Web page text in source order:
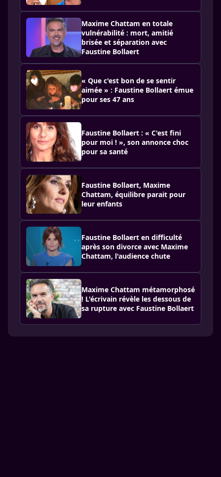
Maxime Chattam en totale
vulnérabilité : mort, amitié
brisée et séparation avec
Faustine Bollaert
« Que c'est bon de se sentir
aimée » : Faustine Bollaert émue
pour ses 47 ans
Faustine Bollaert : « C'est fini
pour moi ! », son annonce choc
pour sa santé
Faustine Bollaert, Maxime
Chattam, équilibre parait pour
leur enfants
Faustine Bollaert en difficulté
après son divorce avec Maxime
Chattam, l'audience chute
Maxime Chattam métamorphosé
! L'écrivain révèle les dessous de
sa rupture avec Faustine Bollaert